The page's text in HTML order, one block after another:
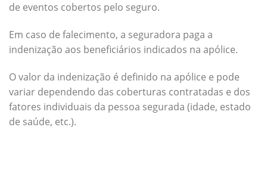
de eventos cobertos pelo seguro.
Em caso de falecimento, a seguradora paga a
indenização aos beneficiários indicados na apólice.
O valor da indenização é definido na apólice e pode
variar dependendo das coberturas contratadas e dos
fatores individuais da pessoa segurada (idade, estado
de saúde, etc.).